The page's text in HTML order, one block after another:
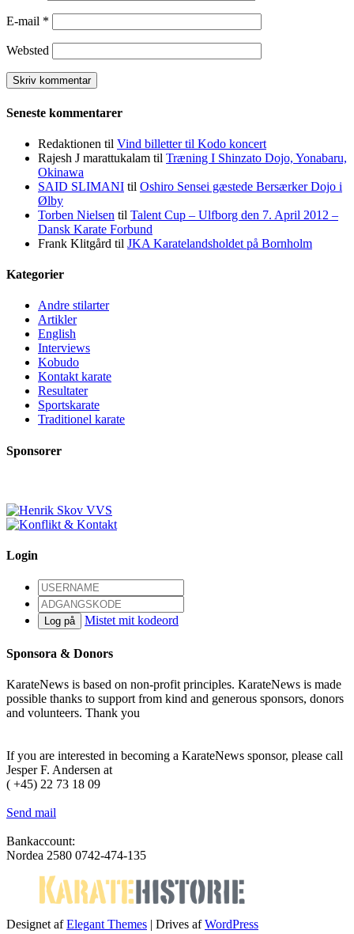
E-mail *
Websted
Seneste kommentarer
Redaktionen til Vind billetter til Kodo koncert
Rajesh J marattukalam til Træning I Shinzato Dojo, Yonabaru,
Okinawa
SAID SLIMANI til Oshiro Sensei gæstede Bersærker Dojo i
Ølby
Torben Nielsen til Talent Cup – Ulfborg den 7. April 2012 –
Dansk Karate Forbund
Frank Klitgård til JKA Karatelandsholdet på Bornholm
Kategorier
Andre stilarter
Artikler
English
Interviews
Kobudo
Kontakt karate
Resultater
Sportskarate
Traditionel karate
Sponsorer
Login
Log på Mistet mit kodeord
Sponsora & Donors
KarateNews is based on non-profit principles. KarateNews is made
possible thanks to support from kind and generous sponsors, donors
and volunteers. Thank you
If you are interested in becoming a KarateNews sponsor, please call
Jesper F. Andersen at
( +45) 22 73 18 09
Send mail
Bankaccount:
Nordea 2580 0742-474-135
Designet afElegant Themes | Drives afWordPress